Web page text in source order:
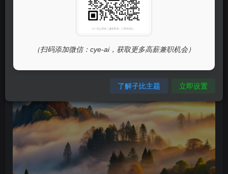
（扫码添加微信：cye-ai，获取更多高薪兼职机会）
了解子比主题 立即设置